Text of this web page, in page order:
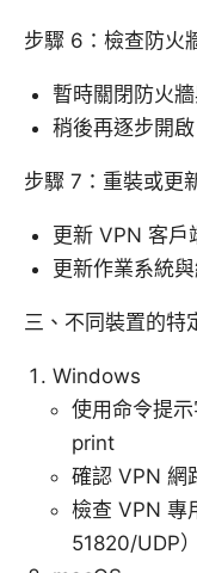
步驟 6：檢查防火
暫時關閉防火
稍後再逐步開
步驟 7：重裝或更
更新 VPN 客戶
更新作業系統與
三、不同裝置的特
Windows
使用命令提
print
確認 VPN 網
檢查 VPN 專
51820/UDP）